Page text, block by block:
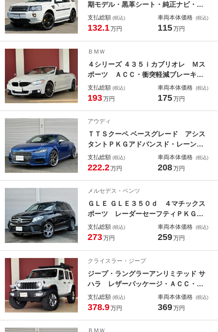
期モデル・黒革シート・純正ナビ・バ
ックカメラ・サイドカメラ・ＭＥＲＩ
ＤＩＡＮサウンド・シートヒーター・
ミ・ＥＴＣ・ＨＩＤライト
支払総額 (税込)
132.1万円
車両本体価格 (税込)
115万円
ＢＭＷ
４シリーズ ４３５ｉカブリオレ Ｍス
ポーツ ＡＣＣ・衝突軽減ブレーキ・
レーンアシスト・ＣＲＩＭＳＯＮＲＳ
ＣＶＷＩＲＥスモーククリア２０イン
期ＭＩＮＩ用ＮＢＴＥＶＯナビ・ＥＴ
Ｃ
支払総額 (税込)
193万円
車両本体価格 (税込)
175万円
アウディ
ＴＴＳクーペ ベースグレード アシス
タントＰＫＧアドバンスド・レーンア
シスト・サイドアシスト・ファインナ
ッパレザーシート・ハイパーフォージ
ト・ＥＴＣ・ＬＥＤライト
支払総額 (税込)
222.2万円
車両本体価格 (税込)
208万円
メルセデス・ベンツ
ＧＬＥ ＧＬＥ３５０ｄ ４マチックス
ポーツ レーダーセーフティＰＫＧ・
ＡＭＧスポーツＰＫＧ・パノラマミッ
クスカイルーフ・黒革シート・地デジ
電動リアゲート・ＥＴＣ・ＬＥＤライ
ト
支払総額 (税込)
273万円
車両本体価格 (税込)
259万円
クライスラー・ジープ
ジープ・ラングラーアンリミテッド サ
ハラ レザーパッケージ・ＡＣＣ・衝
突軽減ブレーキ・レーンアシスト・ブ
ラインド警告・ラフカントリー２．５
支払総額 (税込)
378.9万円
車両本体価格 (税込)
369万円
ＢＭＷ